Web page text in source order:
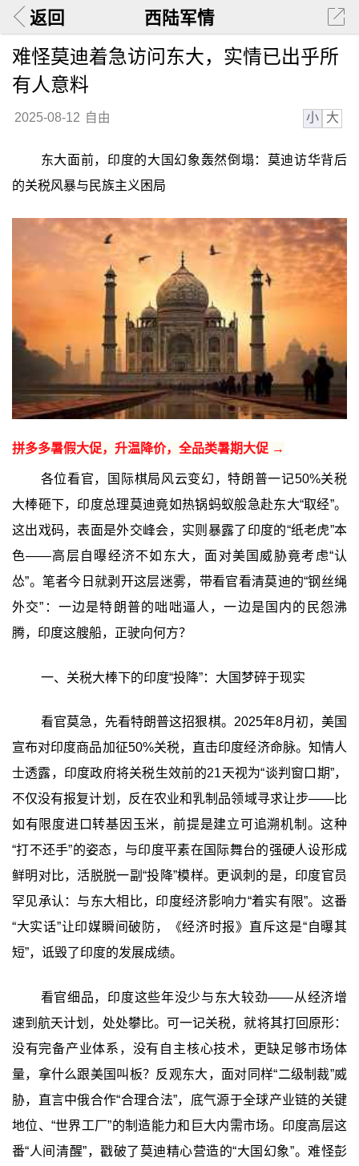
返回 西陆军情
难怪莫迪着急访问东大，实情已出乎所
有人意料
2025-08-12 自由 小 大
东大面前，印度的大国幻象轰然倒塌：莫迪访华背后
的关税风暴与民族主义困局
拼多多暑假大促，升温降价，全品类暑期大促 →
各位看官，国际棋局风云变幻，特朗普一记50%关税
大棒砸下，印度总理莫迪竟如热锅蚂蚁般急赴东大“取经”。
这出戏码，表面是外交峰会，实则暴露了印度的“纸老虎”本
色——高层自曝经济不如东大，面对美国威胁竟考虑“认
怂”。笔者今日就剥开这层迷雾，带看官看清莫迪的“钢丝绳
外交”：一边是特朗普的咄咄逼人，一边是国内的民怨沸
腾，印度这艘船，正驶向何方？
一、关税大棒下的印度“投降”：大国梦碎于现实
看官莫急，先看特朗普这招狠棋。2025年8月初，美国
宣布对印度商品加征50%关税，直击印度经济命脉。知情人
士透露，印度政府将关税生效前的21天视为“谈判窗口期”，
不仅没有报复计划，反在农业和乳制品领域寻求让步——比
如有限度进口转基因玉米，前提是建立可追溯机制。这种
“打不还手”的姿态，与印度平素在国际舞台的强硬人设形成
鲜明对比，活脱脱一副“投降”模样。更讽刺的是，印度官员
罕见承认：与东大相比，印度经济影响力“着实有限”。这番
“大实话”让印媒瞬间破防，《经济时报》直斥这是“自曝其
短”，诋毁了印度的发展成绩。
看官细品，印度这些年没少与东大较劲——从经济增
速到航天计划，处处攀比。可一记关税，就将其打回原形：
没有完备产业体系，没有自主核心技术，更缺足够市场体
量，拿什么跟美国叫板？反观东大，面对同样“二级制裁”威
胁，直言中俄合作“合理合法”，底气源于全球产业链的关键
地位、“世界工厂”的制造能力和巨大内需市场。印度高层这
番“人间清醒”，戳破了莫迪精心营造的“大国幻象”。难怪彭